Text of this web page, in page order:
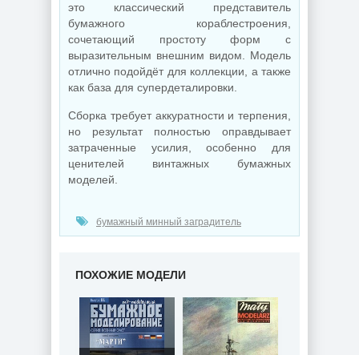
это классический представитель
бумажного кораблестроения,
сочетающий простоту форм с
выразительным внешним видом. Модель
отлично подойдёт для коллекции, а также
как база для супердеталировки.
Сборка требует аккуратности и терпения,
но результат полностью оправдывает
затраченные усилия, особенно для
ценителей винтажных бумажных
моделей.
бумажный минный заградитель
ПОХОЖИЕ МОДЕЛИ